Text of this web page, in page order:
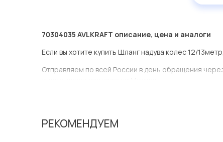
70304035 AVLKRAFT описание, цена и аналоги
Если вы хотите купить Шланг надува колес 12/
Отправляем по всей России в день обращения
РЕКОМЕНДУЕМ